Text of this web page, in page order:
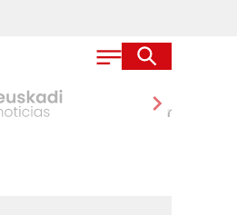
chevron_right